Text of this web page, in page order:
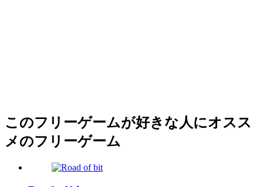
このフリーゲームが好きな人にオスス
メのフリーゲーム